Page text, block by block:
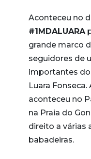
Aconteceu no
#1MDALUARA
grande marco
seguidores de
importantes
Luara
aconteceu no
na Praia do
direito a várias
babadeiras.